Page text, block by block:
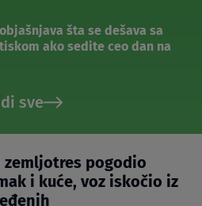
šta se dešava sa
ako sedite ceo dan na
sve
zemljotres pogodio
i kuće, voz iskočio iz